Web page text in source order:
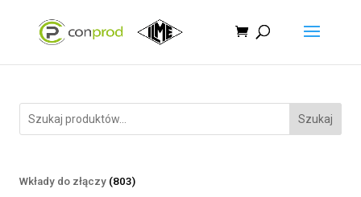
Szukaj
Wkłady do złączy 803803